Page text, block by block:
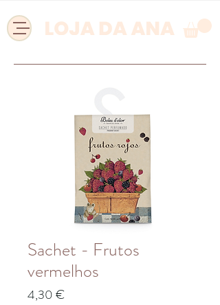
Sachet - Frutos
vermelhos
4,30 €Preço